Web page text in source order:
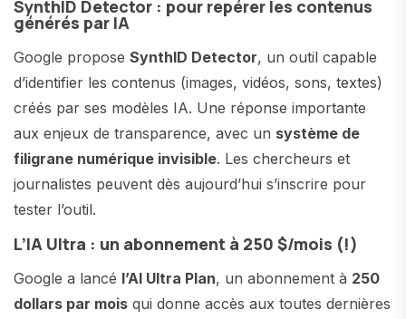
SynthID Detector : pour repérer les contenus
générés par IA
Google propose SynthID Detector, un outil capable
d’identifier les contenus (images, vidéos, sons, textes)
créés par ses modèles IA. Une réponse importante
aux enjeux de transparence, avec un système de
filigrane numérique invisible. Les chercheurs et
journalistes peuvent dès aujourd’hui s’inscrire pour
tester l’outil.
L’IA Ultra : un abonnement à 250 $/mois (!)
Google a lancé l’AI Ultra Plan, un abonnement à 250
dollars par mois qui donne accès aux toutes dernières